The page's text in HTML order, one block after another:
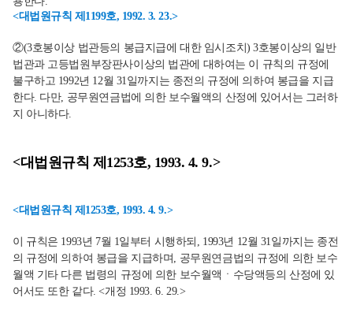
<대법원규칙 제1199호, 1992. 3. 23.>
②(3호봉이상 법관등의 봉급지급에 대한 임시조치) 3호봉이상의 일반
법관과 고등법원부장판사이상의 법관에 대하여는 이 규칙의 규정에
불구하고 1992년 12월 31일까지는 종전의 규정에 의하여 봉급을 지급
한다. 다만, 공무원연금법에 의한 보수월액의 산정에 있어서는 그러하
지 아니하다.
<대법원규칙 제1253호, 1993. 4. 9.>
<대법원규칙 제1253호, 1993. 4. 9.>
이 규칙은 1993년 7월 1일부터 시행하되, 1993년 12월 31일까지는 종전
의 규정에 의하여 봉급을 지급하며, 공무원연금법의 규정에 의한 보수
월액 기타 다른 법령의 규정에 의한 보수월액ㆍ수당액등의 산정에 있
어서도 또한 같다. <개정 1993. 6. 29.>